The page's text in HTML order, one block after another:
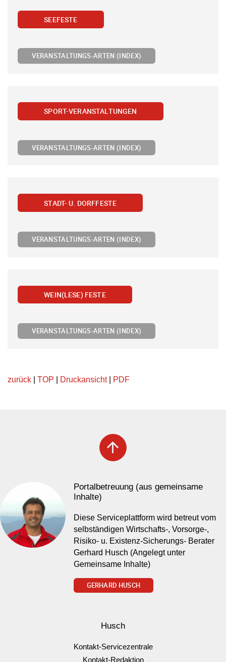
SEEFESTE
VERANSTALTUNGS-ARTEN (INDEX)
SPORT-VERANSTALTUNGEN
VERANSTALTUNGS-ARTEN (INDEX)
STADT- U. DORFFESTE
VERANSTALTUNGS-ARTEN (INDEX)
WEIN(LESE) FESTE
VERANSTALTUNGS-ARTEN (INDEX)
zurück TOP Druckansicht| PDF
arrow_upward
Portalbetreuung (aus gemeinsame
Inhalte)
Diese Serviceplattform wird betreut vom
selbständigen Wirtschafts-, Vorsorge-,
Risiko- u. Existenz-Sicherungs- Berater
Gerhard Husch (Angelegt unter
Gemeinsame Inhalte)
GERHARD HUSCH
Husch
Kontakt-Servicezentrale
Kontakt-Redaktion